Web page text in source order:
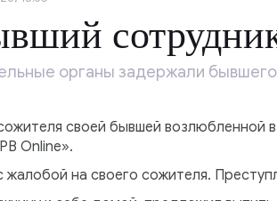
органы задержали
своей бывшей возлюбленной
Online».
на своего сожителя.